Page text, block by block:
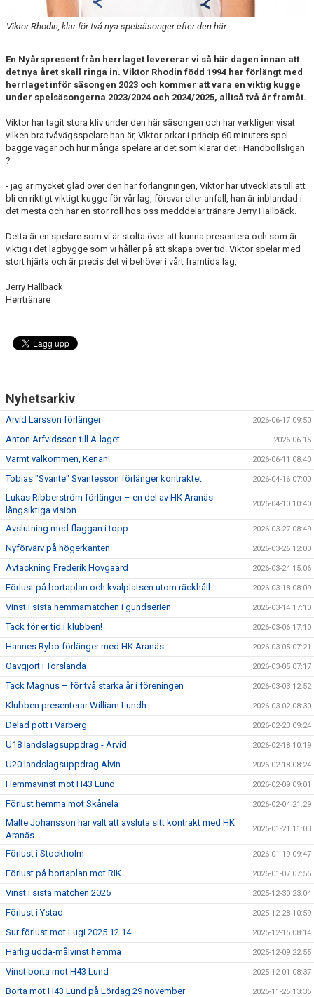
Viktor Rhodin, klar för två nya spelsäsonger efter den här
En Nyårspresent från herrlaget levererar vi så här dagen innan att
det nya året skall ringa in. Viktor Rhodin född 1994 har förlängt med
herrlaget inför säsongen 2023 och kommer att vara en viktig kugge
under spelsäsongerna 2023/2024 och 2024/2025, alltså två år framåt.
Viktor har tagit stora kliv under den här säsongen och har verkligen visat
vilken bra tvåvägsspelare han är, Viktor orkar i princip 60 minuters spel
bägge vägar och hur många spelare är det som klarar det i Handbollsligan
?
- jag är mycket glad över den här förlängningen, Viktor har utvecklats till att
bli en riktigt viktigt kugge för vår lag, försvar eller anfall, han är inblandad i
det mesta och har en stor roll hos oss medddelar tränare Jerry Hallbäck.
Detta är en spelare som vi är stolta över att kunna presentera och som är
viktig i det lagbygge som vi håller på att skapa över tid. Viktor spelar med
stort hjärta och är precis det vi behöver i vårt framtida lag,
Jerry Hallbäck
Herrtränare
Nyhetsarkiv
Arvid Larsson förlänger 2026-06-17 09:50
Anton Arfvidsson till A-laget 2026-06-15
Varmt välkommen, Kenan! 2026-06-11 08:40
Tobias "Svante" Svantesson förlänger kontraktet 2026-04-16 07:00
Lukas Ribberström förlänger – en del av HK Aranäs
långsiktiga vision
2026-04-10 10:40
Avslutning med flaggan i topp 2026-03-27 08:49
Nyförvärv på högerkanten 2026-03-26 12:00
Avtackning Frederik Hovgaard 2026-03-24 15:06
Förlust på bortaplan och kvalplatsen utom räckhåll 2026-03-18 08:09
Vinst i sista hemmamatchen i gundserien 2026-03-14 17:10
Tack för er tid i klubben! 2026-03-06 17:10
Hannes Rybo förlänger med HK Aranäs 2026-03-05 07:21
Oavgjort i Torslanda 2026-03-05 07:17
Tack Magnus – för två starka år i föreningen 2026-03-03 12:52
Klubben presenterar William Lundh 2026-03-02 08:30
Delad pott i Varberg 2026-02-23 09:24
U18 landslagsuppdrag - Arvid 2026-02-18 10:19
U20 landslagsuppdrag Alvin 2026-02-18 08:24
Hemmavinst mot H43 Lund 2026-02-09 09:01
Förlust hemma mot Skånela 2026-02-04 21:29
Malte Johansson har valt att avsluta sitt kontrakt med HK
Aranäs
2026-01-21 11:03
Förlust i Stockholm 2026-01-19 09:47
Förlust på bortaplan mot RIK 2026-01-07 07:55
Vinst i sista matchen 2025 2025-12-30 23:04
Förlust i Ystad 2025-12-28 10:59
Sur förlust mot Lugi 2025.12.14 2025-12-15 08:14
Härlig udda-målvinst hemma 2025-12-09 22:55
Vinst borta mot H43 Lund 2025-12-01 08:37
Borta mot H43 Lund på Lördag 29 november 2025-11-25 13:35